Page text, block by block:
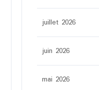
juillet 2026
juin 2026
mai 2026